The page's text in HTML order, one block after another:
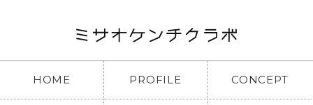
HOME PROFILE CONCEPT